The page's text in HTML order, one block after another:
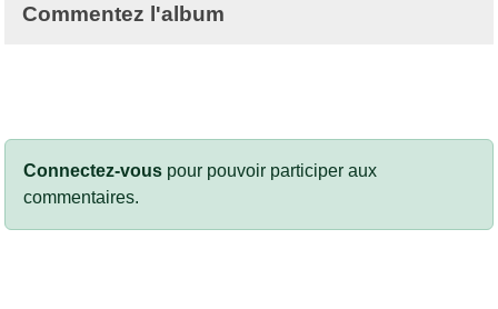
Commentez l'album
Connectez-vous pour pouvoir participer aux
commentaires.